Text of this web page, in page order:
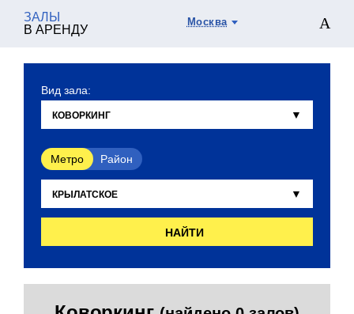
ЗАЛЫ
В АРЕНДУ
Москва
Вид зала:
Метро Район
НАЙТИ